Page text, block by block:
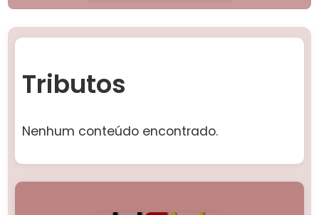
Tributos
Nenhum conteúdo encontrado.